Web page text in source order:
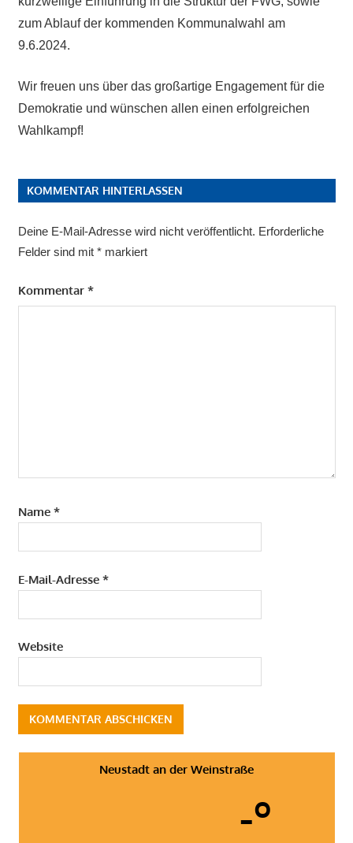
zum Ablauf der kommenden Kommunalwahl am
9.6.2024.
Wir freuen uns über das großartige Engagement für die
Demokratie und wünschen allen einen erfolgreichen
Wahlkampf!
KOMMENTAR HINTERLASSEN
Deine E-Mail-Adresse wird nicht veröffentlicht. Erforderliche
Felder sind mit *markiert
Kommentar *
Name *
E-Mail-Adresse *
Website
Neustadt an der Weinstraße
-º